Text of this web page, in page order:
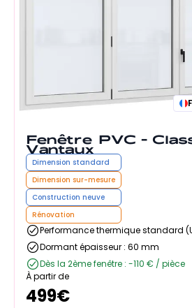
Fenêtre PVC -
Vantaux
Dimension standard
Dimension sur-mesure
Construction neuve
Rénovation
Performance thermique standard
Dormant épaisseur : 60 mm
Dès la 2ème fenêtre : -110 € / pièce
À partir de
499€